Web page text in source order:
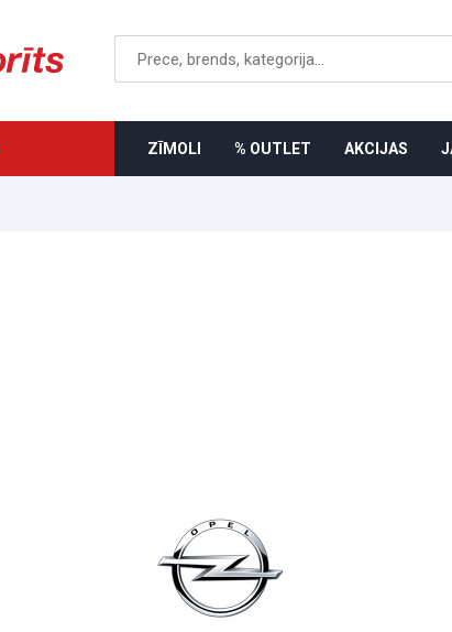
ZĪMOLI % OUTLET AKCIJAS